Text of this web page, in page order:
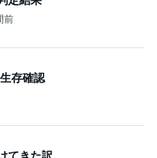
前
存確認
てきた訳